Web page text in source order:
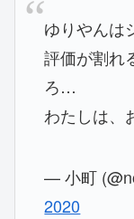
ゆりやんは
評価が割れ
ろ…
わたしは、
— 小町
2020